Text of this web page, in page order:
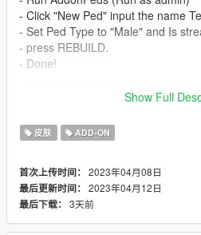
- Click "New Ped" input the name
- Set Ped Type to "Male" and Is
- press REBUILD.
- Done!
Special thanks to RX1StrideR
Show Full
皮肤 ADD-ON
首次上传时间： 2023年04月08日
最后更新时间： 2023年04月12日
最后下载： 3天前